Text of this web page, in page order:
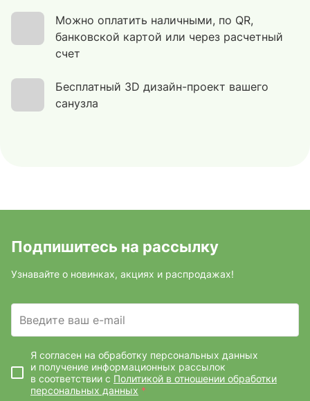
Можно оплатить наличными, по QR,
банковской картой или через расчетный
счет
Бесплатный 3D дизайн-проект вашего
санузла
Подпишитесь на рассылку
Узнавайте о новинках, акциях и распродажах!
Введите ваш e-mail
Я согласен на обработку персональных данных
и получение информационных рассылок
в соответствии с Политикой в отношении обработки
персональных данных *